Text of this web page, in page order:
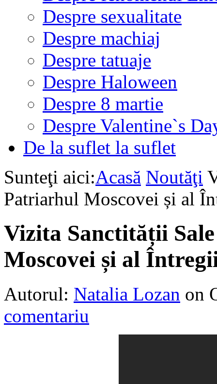
Despre sexualitate
Despre machiaj
Despre tatuaje
Despre Haloween
Despre 8 martie
Despre Valentine`s
De la suflet la suflet
Sunteţi aici:Acasă Noutăţi
Patriarhul Moscovei și al
Vizita Sanctității
Moscovei și al
Autorul: Natalia Lozan on
comentariu